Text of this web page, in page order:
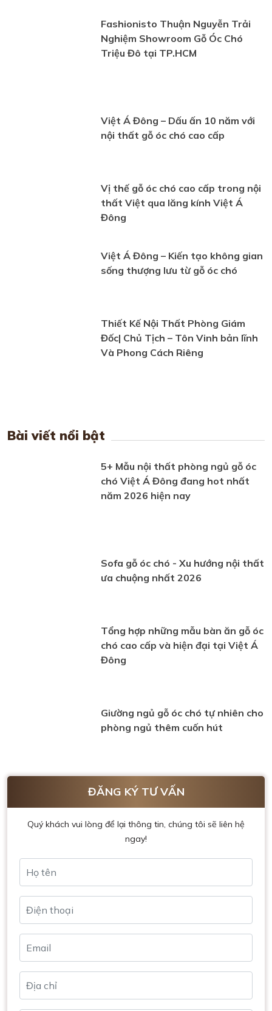
Fashionisto Thuận Nguyễn Trải
Nghiệm Showroom Gỗ Óc Chó
Triệu Đô tại TP.HCM
Việt Á Đông – Dấu ấn 10 năm với
nội thất gỗ óc chó cao cấp
Vị thế gỗ óc chó cao cấp trong nội
thất Việt qua lăng kính Việt Á
Đông
Việt Á Đông – Kiến tạo không gian
sống thượng lưu từ gỗ óc chó
Thiết Kế Nội Thất Phòng Giám
Đốc| Chủ Tịch – Tôn Vinh bản lĩnh
Và Phong Cách Riêng
Bài viết nổi bật
5+ Mẫu nội thất phòng ngủ gỗ óc
chó Việt Á Đông đang hot nhất
năm 2026 hiện nay
Sofa gỗ óc chó - Xu hướng nội thất
ưa chuộng nhất 2026
Tổng hợp những mẫu bàn ăn gỗ óc
chó cao cấp và hiện đại tại Việt Á
Đông
Giường ngủ gỗ óc chó tự nhiên cho
phòng ngủ thêm cuốn hút
ĐĂNG KÝ TƯ VẤN
Quý khách vui lòng để lại thông tin, chúng tôi sẽ liên hệ
ngay!